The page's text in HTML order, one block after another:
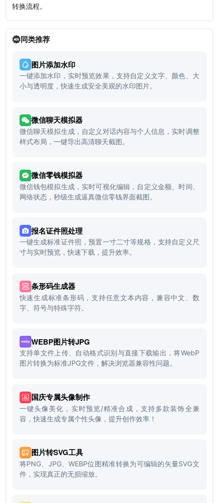
转换流程。
同类推荐
图片添加水印
一键添加水印，实时预览效果，支持自定义文字、颜色、大
小与透明度，快速生成安全美观的水印图片。
微信聊天模拟器
微信聊天模拟生成，自定义对话内容与个人信息，实时调整
样式布局，一键导出高清聊天截图。
微信零钱模拟器
微信钱包模拟生成，实时可视化编辑，自定义金额、时间、
网络状态，秒级生成逼真微信零钱界面截图。
报名证件照处理
一键生成标准证件照，预置一寸二寸等规格，支持自定义尺
寸与实时预览，快速下载，提升效率。
条形码生成器
快速生成标准条形码，支持任意文本内容，兼容中文、数
字、符号与特殊字符。
WEBP图片转JPG
支持单文件上传、自动格式识别与直接下载输出，将WebP
图片转换为标准JPG文件，解决浏览器兼容性问题。
国庆专属头像制作
一键头像美化，实时预览/精准合成，支持多款装饰全兼
容，快速生成专属个性头像，提升创作效率！
图片转SVG工具
将PNG、JPG、WEBP位图精准转换为可编辑的矢量SVG文
件，实现真正的无损缩放。